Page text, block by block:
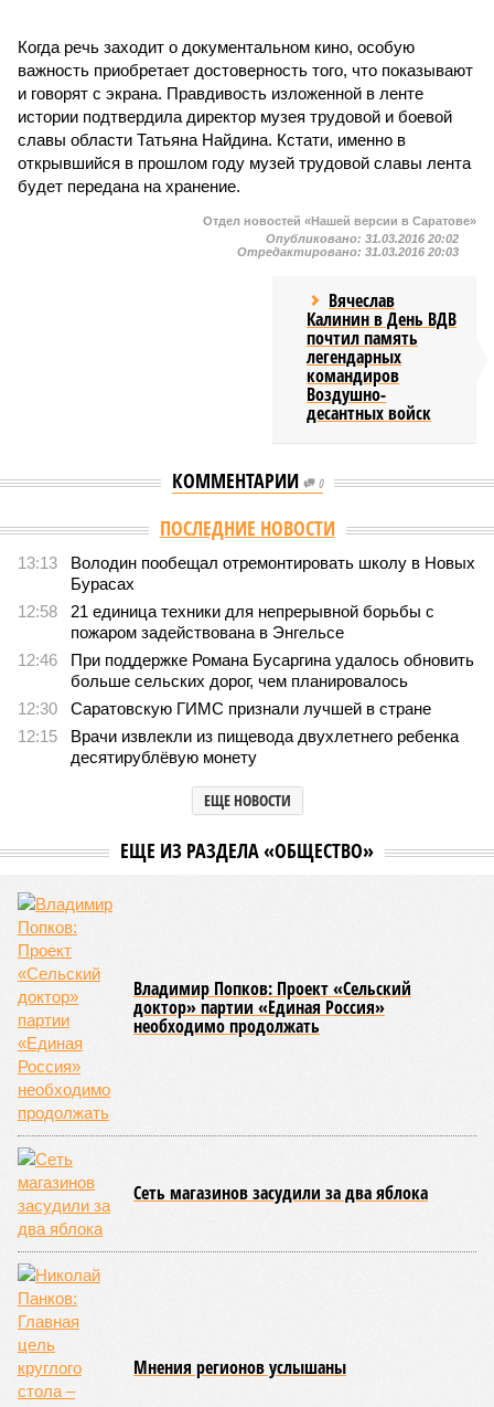
Когда речь заходит о документальном кино, особую
важность приобретает достоверность того, что показывают
и говорят с экрана. Правдивость изложенной в ленте
истории подтвердила директор музея трудовой и боевой
славы области Татьяна Найдина. Кстати, именно в
открывшийся в прошлом году музей трудовой славы лента
будет передана на хранение.
Отдел новостей «Нашей версии в Саратове»
Опубликовано: 31.03.2016 20:02
Отредактировано: 31.03.2016 20:03
Вячеслав
Калинин в День ВДВ
почтил память
легендарных
командиров
Воздушно-
десантных войск
КОММЕНТАРИИ 0
ПОСЛЕДНИЕ НОВОСТИ
13:13
Володин пообещал отремонтировать школу в Новых
Бурасах
12:58
21 единица техники для непрерывной борьбы с
пожаром задействована в Энгельсе
12:46
При поддержке Романа Бусаргина удалось обновить
больше сельских дорог, чем планировалось
12:30
Саратовскую ГИМС признали лучшей в стране
12:15
Врачи извлекли из пищевода двухлетнего ребенка
десятирублёвую монету
ЕЩЕ НОВОСТИ
ЕЩЕ ИЗ РАЗДЕЛА «ОБЩЕСТВО»
Владимир Попков: Проект «Сельский
доктор» партии «Единая Россия»
необходимо продолжать
Сеть магазинов засудили за два яблока
Мнения регионов услышаны